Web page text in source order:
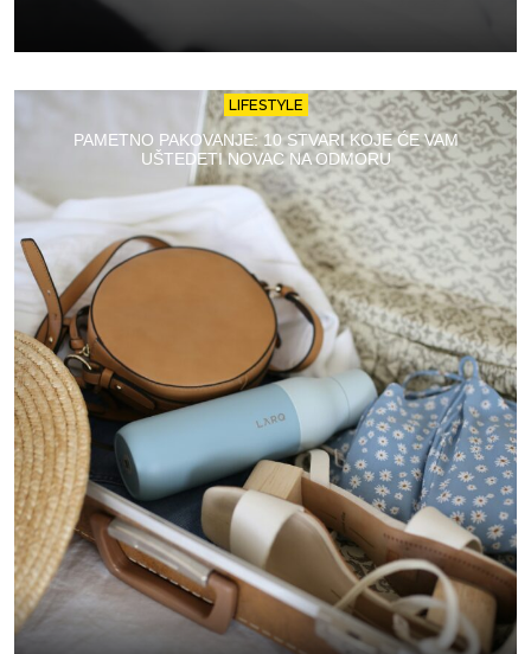
LIFESTYLE
PAMETNO PAKOVANJE: 10 STVARI KOJE ĆE VAM
UŠTEDETI NOVAC NA ODMORU